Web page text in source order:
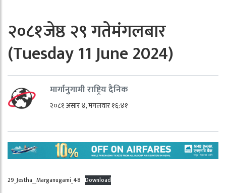
२०८१जेष्ठ २९ गतेमंगलबार
(Tuesday 11 June 2024)
मार्गानुगामी राष्ट्रिय दैनिक
२०८१ असार ४, मंगलवार १६:४१
29_Jestha__Marganugami_48 Download